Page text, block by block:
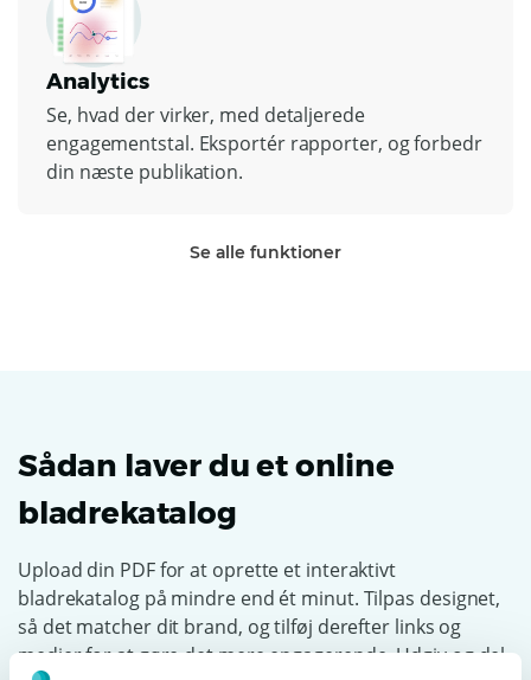
Analytics
Se, hvad der virker, med detaljerede
engagementstal. Eksportér rapporter, og forbedr
din næste publikation.
Se alle funktioner
Sådan laver du et online
bladrekatalog
Upload din PDF for at oprette et interaktivt
bladrekatalog på mindre end ét minut. Tilpas designet,
så det matcher dit brand, og tilføj derefter links og
medier for at gøre det mere engagerende. Udgiv og del